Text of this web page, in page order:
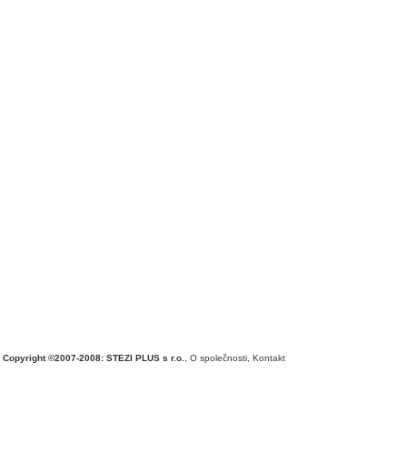
Copyright ©2007-2008: STEZI PLUS s r.o. O společnosti Kontakt